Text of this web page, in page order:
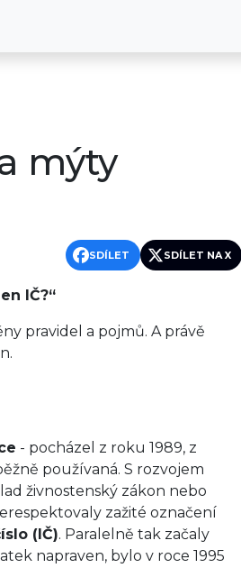
mýty
SDÍLET SDÍLET NA X
IČ?“
pravidel a pojmů. A právě
- pocházel z roku 1989, z
používaná. S rozvojem
živnostenský zákon nebo
zažité označení
(IČ). Paralelně tak začaly
napraven, bylo v roce 1995